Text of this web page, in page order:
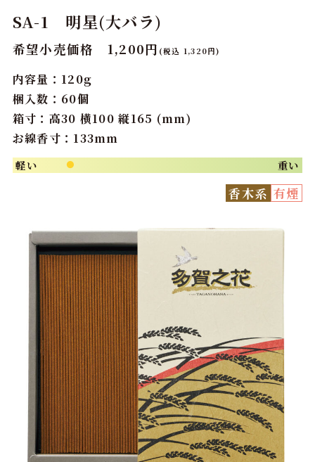
SA-1 明星(大バラ)
希望小売価格 1,200円 (税込 1,320円)
内容量：120g
梱入数：60個
箱寸：高30 横100 縦165 (mm)
お線香寸：133mm
軽い ● 重い
香木系 有煙